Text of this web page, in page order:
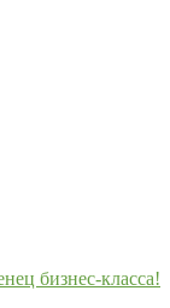
бизнес-класса!